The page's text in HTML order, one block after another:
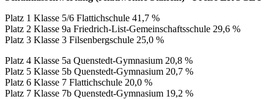
Platz 1 Klasse 5/6 Flattichschule 41,7 %
Platz 2 Klasse 9a Friedrich-List-Gemeinschaftsschule 29,6 %
Platz 3 Klasse 3 Filsenbergschule 25,0 %
Platz 4 Klasse 5a Quenstedt-Gymnasium 20,8 %
Platz 5 Klasse 5b Quenstedt-Gymnasium 20,7 %
Platz 6 Klasse 7 Flattichschule 20,0 %
Platz 7 Klasse 7b Quenstedt-Gymnasium 19,2 %